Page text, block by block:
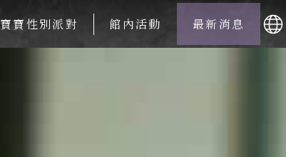
寶寶性別派對 館內活動 最新消息